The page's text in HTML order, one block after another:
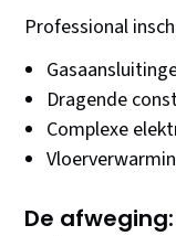
Professional
Dragende
Complexe
De